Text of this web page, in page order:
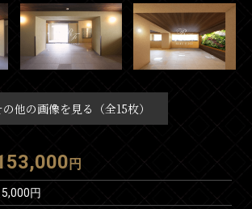
の他の画像を見る（全15枚）
円
円